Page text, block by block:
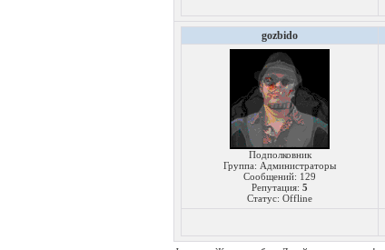
gozbido
Подполковник
Группа: Администраторы
Сообщений: 129
Репутация: 5
Статус: Offline